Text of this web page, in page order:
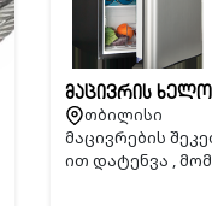
მაცივრის
თბილისი
მაცივრების
ით დატენვა ,